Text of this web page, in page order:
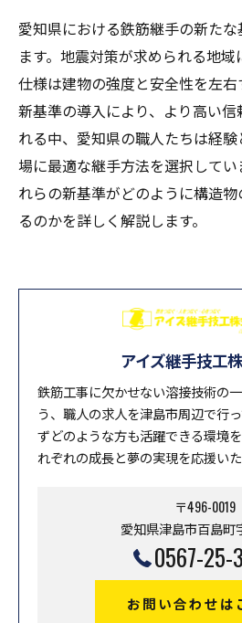
愛知県における鉄筋継手の新た
ます。地震対策が求められる地
仕様は建物の強度と安全性を左右
新基準の導入により、より高い
れる中、愛知県の職人たちは経
場に最適な継手方法を選択して
れらの新基準がどのように構造
るのかを詳しく解説します。
アイズ継手技工
鉄筋工事に欠かせない溶接技術の
う、職人の求人を津島市周辺で行
ずどのような方も活躍できる環境
れぞれの成長と夢の実現を応援いた
〒496-0019
愛知県津島市百島町
0567-25-
お問い合わせは